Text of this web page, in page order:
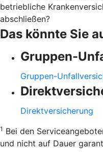
betriebliche
abschließen?
Das könnte Sie
Gruppen-
Gruppen-
Direktversicherung
1 Bei den
und nicht auf Dauer